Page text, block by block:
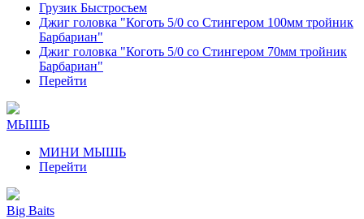
Грузик Быстросъем
Джиг головка "Коготь 5/0 со Стингером 100мм тройник
Барбариан"
Джиг головка "Коготь 5/0 со Стингером 70мм тройник
Барбариан"
Перейти
МЫШЬ
МИНИ МЫШЬ
Перейти
Big Baits